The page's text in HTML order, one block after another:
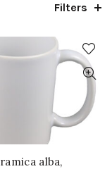
Filters
alba,